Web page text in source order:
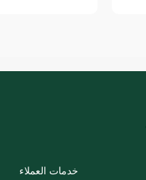
خدمات العملاء